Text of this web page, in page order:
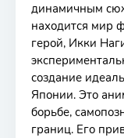
динамичным
находится мир
герой, Икки
создание
Японии. Это
борьбе,
границ. Его